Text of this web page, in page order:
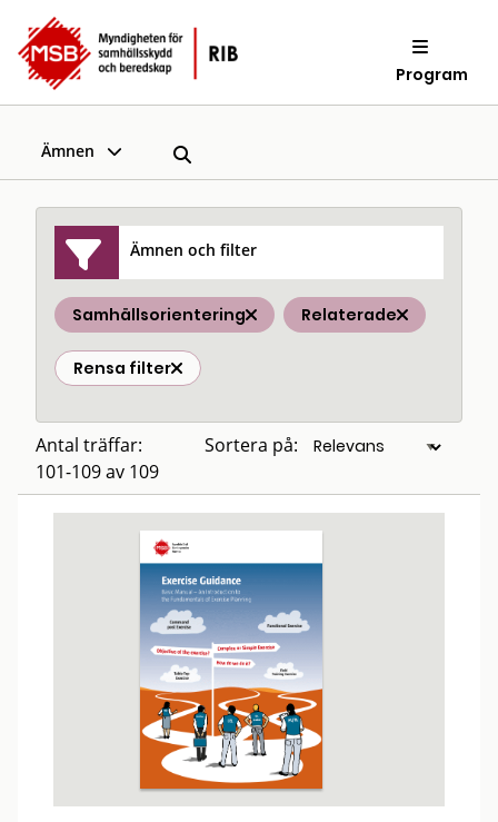
Program
Ämnen
Ämnen och filter
Samhällsorientering Relaterade
Rensa filter
Antal träffar:
101-109 av 109
Sortera på: